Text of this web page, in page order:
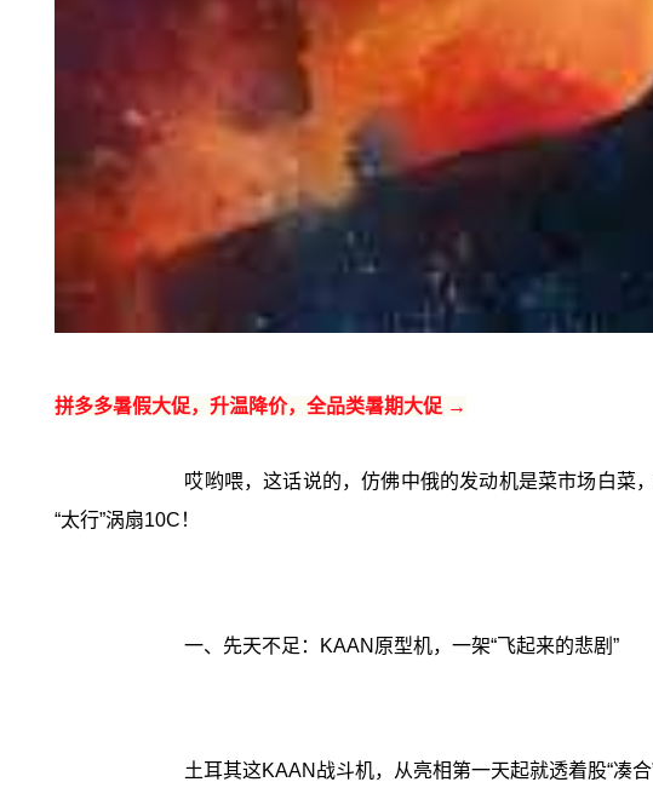
拼多多暑假大促，升温降价，全品类暑期大促 →
哎哟喂，这话说的，仿佛中俄的发动机是菜市场白菜
“太行”涡扇10C！
一、先天不足：KAAN原型机，一架“飞起来的悲剧”
土耳其这KAAN战斗机，从亮相第一天起就透着股“凑合